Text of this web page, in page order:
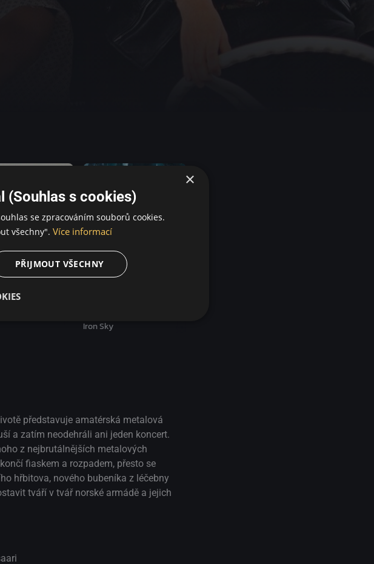
Iron Sky
představuje amatérská metalová
a zatím neodehráli ani jeden koncert.
z nejbrutálnějších metalových
fiaskem a rozpadem, přesto se
hřbitova, nového bubeníka z léčebny
tváří v tvář norské armádě a jejich
×
(Souhlas s cookies)
se zpracováním souborů cookies.
všechny". Více informací
PŘIJMOUT VŠECHNY